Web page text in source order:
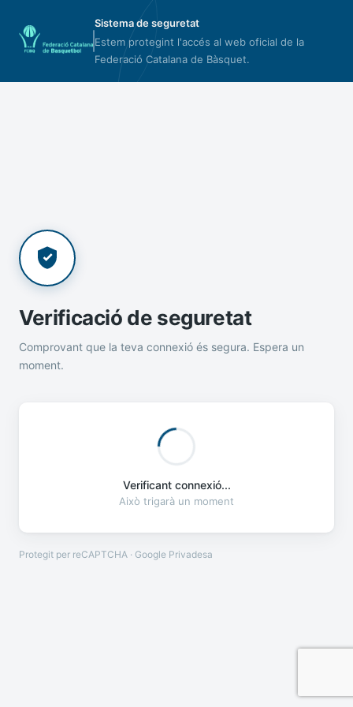
Sistema de seguretat
Estem protegint l'accés al web oficial de la
Federació Catalana de Bàsquet.
Verificació de seguretat
Comprovant que la teva connexió és segura. Espera un
moment.
Verificant connexió...
Això trigarà un moment
Protegit per reCAPTCHA · Google Privadesa